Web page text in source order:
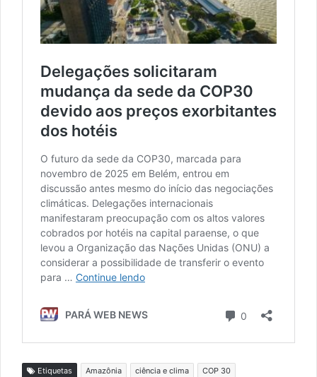
Etiquetas Amazônia ciência e clima
COP 30